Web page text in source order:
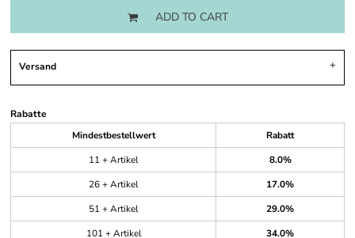
ADD TO CART
Versand
Rabatte
Mindestbestellwert
Rabatt
11 + Artikel
8.0%
26 + Artikel
17.0%
51 + Artikel
29.0%
101 + Artikel
34.0%